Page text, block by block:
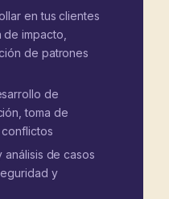
en tus clientes
impacto,
de patrones
de
toma de
análisis de casos
y